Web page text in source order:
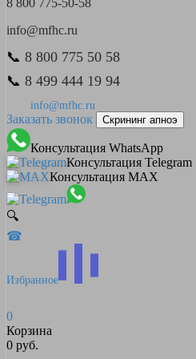
8 800 775-50-58
info@mfhc.ru
📞 8 800 775 50 58
📞 8 499 444 19 94
info@mfhc.ru
Заказать звонок Скрининг апноэ
Консультация WhatsApp
Консультация Telegram
Консультация MAX
🔍
☎
Избранное
0
Корзина
0 руб.